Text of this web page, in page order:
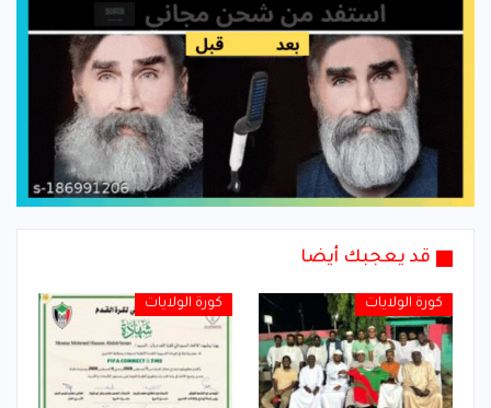
قد يعجبك أيضا
كورة الولايات كورة الولايات